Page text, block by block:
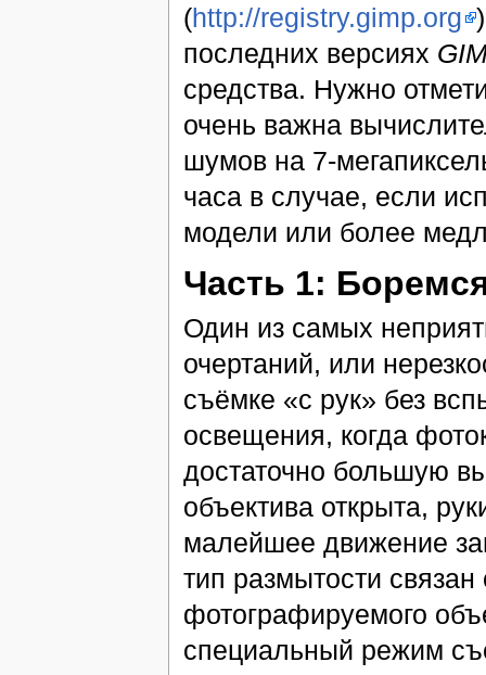
(http://registry.gimp.org
последних версиях
средства. Нужно
очень важна
шумов на 7-
часа в случае, если
модели или более
Часть 1:
Один из самых
очертаний, или
съёмке «с рук» без
освещения, когда
достаточно большую
объектива открыта,
малейшее движение
тип размытости
фотографируемого
специальный режим